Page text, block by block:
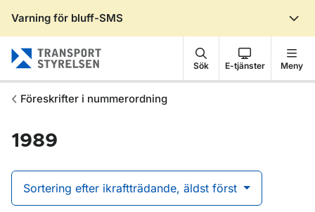
Varning för bluff-SMS
Sök E-tjänster Meny
Föreskrifter i nummerordning
1989
Sortering efter ikraftträdande, äldst först